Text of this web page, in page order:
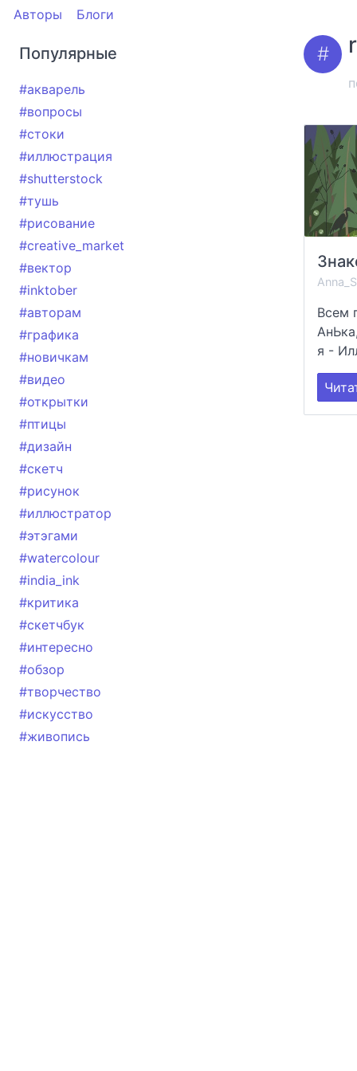
Авторы Блоги
Популярные
#акварель
#вопросы
#стоки
#иллюстрация
#shutterstock
#тушь
#рисование
#creative_market
#вектор
#inktober
#авторам
#графика
#новичкам
#видео
#открытки
#птицы
#дизайн
#скетч
#рисунок
#иллюстратор
#этэгами
#watercolour
#india_ink
#критика
#скетчбук
#интересно
#обзор
#творчество
#искусство
#живопись
Всем
я -